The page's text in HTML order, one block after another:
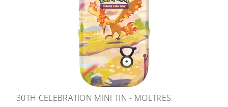
30TH CELEBRATION MINI TIN - MOLTRES